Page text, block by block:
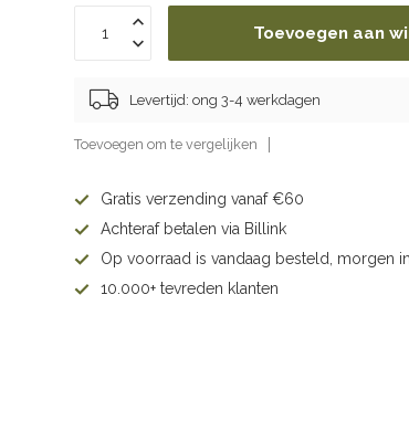
Toevoegen aan
Levertijd: ong 3-4 werkdagen
Toevoegen om te vergelijken
Gratis verzending vanaf €60
Achteraf betalen via Billink
Op voorraad is vandaag besteld, morgen
10.000+ tevreden klanten